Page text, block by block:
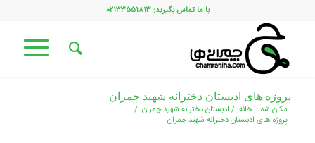
با ما تماس بگیرید: ۰۲۱۳۳۵۵۱۸۱۳
پروژه های ادبستان دخترانه شهید چمران
مکان شما: خانه / ادبستان دخترانه شهید چمران /
پروژه های ادبستان دخترانه شهید چمران